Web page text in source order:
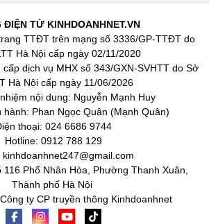
ĐIỆN TỬ KINHDOANHNET.VN
TTĐT trên mạng số 3336/GP-TTĐT do
Hà Nội cấp ngày 02/11/2020
dịch vụ MHX số 343/GXN-SVHTT do Sở
Hà Nội cấp ngày 11/06/2026
nội dung: Nguyễn Mạnh Huy
hành: Phan Ngọc Quân (Mạnh Quân)
thoại: 024 6686 9744
Hotline: 0912 788 129
kinhdoanhnet247@gmail.com
Phố Nhân Hòa, Phường Thanh Xuân,
Thành phố Hà Nội
ty CP truyền thông Kinhdoanhnet